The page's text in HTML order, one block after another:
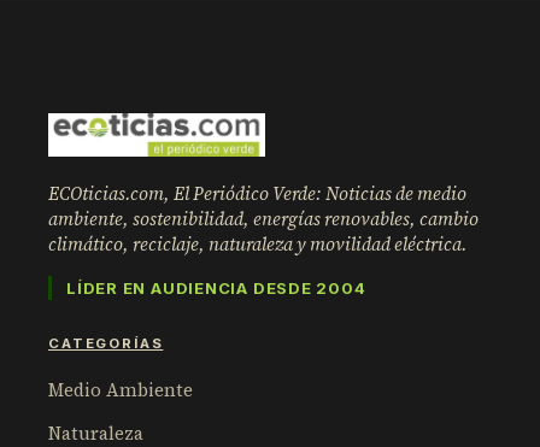
ECOticias.com, El Periódico Verde: Noticias de medio
ambiente, sostenibilidad, energías renovables, cambio
climático, reciclaje, naturaleza y movilidad eléctrica.
LÍDER EN AUDIENCIA DESDE 2004
CATEGORÍAS
Medio Ambiente
Naturaleza